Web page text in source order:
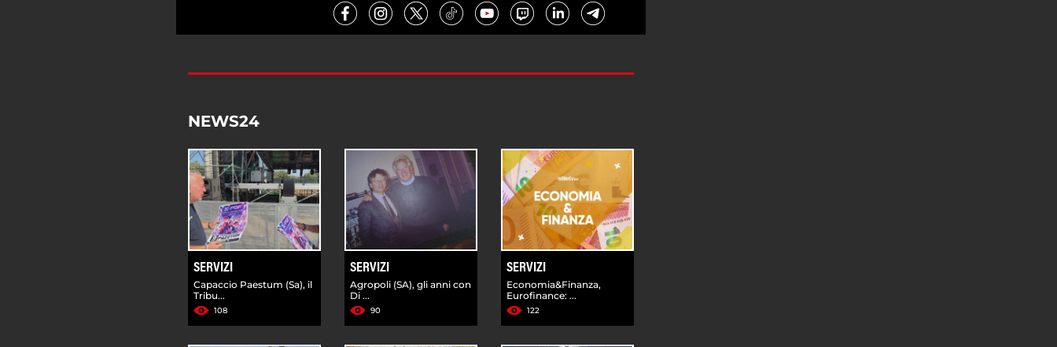
NEWS24
SERVIZI
Capaccio Paestum (Sa), il
Tribu...
108
SERVIZI
Agropoli (SA), gli anni con
Di ...
90
SERVIZI
Economia&Finanza,
Eurofinance: ...
122